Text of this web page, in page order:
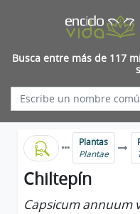
Busca entre más de 117
Plantas
Plantae
Chiltepín
Capsicum annuum